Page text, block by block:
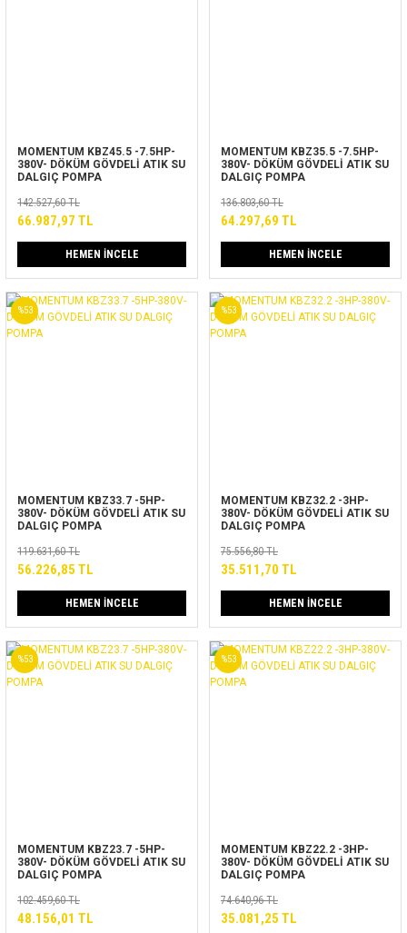
MOMENTUM KBZ45.5 -7.5HP-
380V- DÖKÜM GÖVDELİ ATIK SU
DALGIÇ POMPA
142.527,60 TL
66.987,97 TL
HEMEN İNCELE
MOMENTUM KBZ35.5 -7.5HP-
380V- DÖKÜM GÖVDELİ ATIK SU
DALGIÇ POMPA
136.803,60 TL
64.297,69 TL
HEMEN İNCELE
%53
MOMENTUM KBZ33.7 -5HP-
380V- DÖKÜM GÖVDELİ ATIK SU
DALGIÇ POMPA
119.631,60 TL
56.226,85 TL
HEMEN İNCELE
%53
MOMENTUM KBZ32.2 -3HP-
380V- DÖKÜM GÖVDELİ ATIK SU
DALGIÇ POMPA
75.556,80 TL
35.511,70 TL
HEMEN İNCELE
%53
MOMENTUM KBZ23.7 -5HP-
380V- DÖKÜM GÖVDELİ ATIK SU
DALGIÇ POMPA
102.459,60 TL
48.156,01 TL
%53
MOMENTUM KBZ22.2 -3HP-
380V- DÖKÜM GÖVDELİ ATIK SU
DALGIÇ POMPA
74.640,96 TL
35.081,25 TL